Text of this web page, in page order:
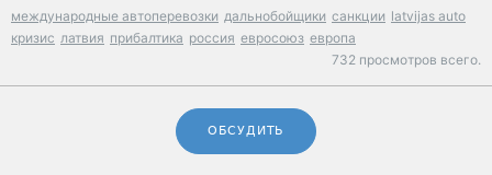
международные автоперевозки дальнобойщики санкции latvijas auto
кризис латвия прибалтика россия евросоюз европа
732 просмотров всего.
ОБСУДИТЬ